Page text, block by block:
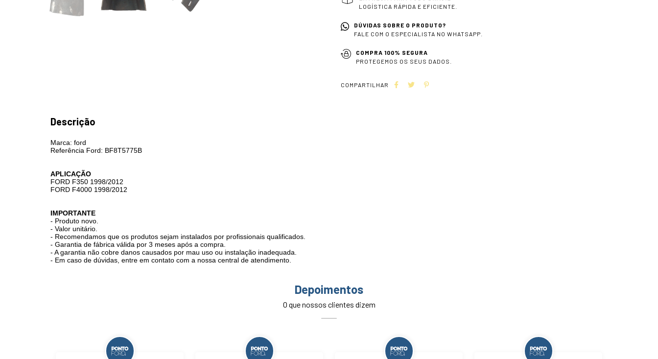
LOGÍSTICA RÁPIDA E EFICIENTE.
DÚVIDAS SOBRE O PRODUTO?
FALE COM O ESPECIALISTA NO WHATSAPP.
COMPRA 100% SEGURA
PROTEGEMOS OS SEUS DADOS.
COMPARTILHAR
Descrição
Marca: ford
Referência Ford: BF8T5775B
APLICAÇÃO
FORD F350 1998/2012
FORD F4000 1998/2012
IMPORTANTE
- Produto novo.
- Valor unitário.
- Recomendamos que os produtos sejam instalados por profissionais qualificados.
- Garantia de fábrica válida por 3 meses após a compra.
- A garantia não cobre danos causados por mau uso ou instalação inadequada.
- Em caso de dúvidas, entre em contato com a nossa central de atendimento.
Depoimentos
O que nossos clientes dizem